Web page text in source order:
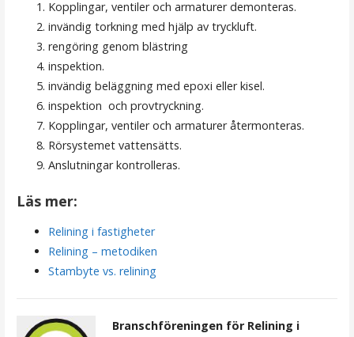
Kopplingar, ventiler och armaturer demonteras.
invändig torkning med hjälp av tryckluft.
rengöring genom blästring
inspektion.
invändig beläggning med epoxi eller kisel.
inspektion och provtryckning.
Kopplingar, ventiler och armaturer återmonteras.
Rörsystemet vattensätts.
Anslutningar kontrolleras.
Läs mer:
Relining i fastigheter
Relining – metodiken
Stambyte vs. relining
Branschföreningen för Relining i